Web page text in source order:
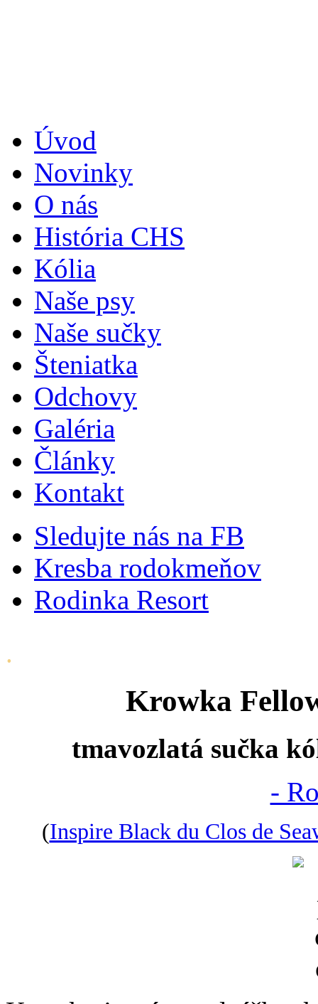
Úvod
Novinky
O nás
História CHS
Kólia
Naše psy
Naše sučky
Šteniatka
Odchovy
Galéria
Články
Kontakt
Sledujte nás na FB
Kresba rodokmeňov
Rodinka Resort
.
Krowka
tmavozlatá sučka
-
(Inspire Black du Clos de